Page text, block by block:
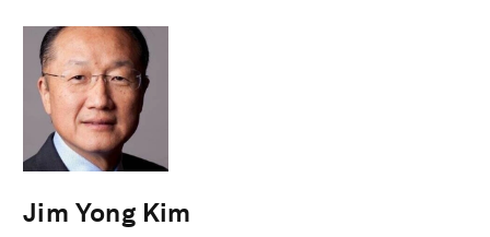
Jim Yong Kim